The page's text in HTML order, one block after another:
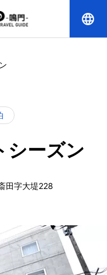
language
シーズン
田字大堤228